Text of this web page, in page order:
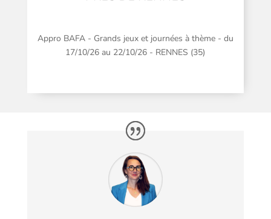
Appro BAFA - Grands jeux et journées à thème - du
17/10/26 au 22/10/26 - RENNES (35)